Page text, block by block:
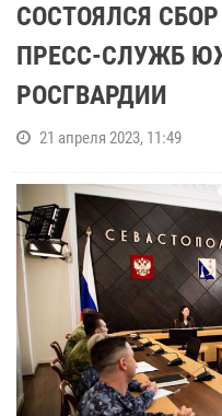
СОСТОЯЛСЯ
ПРЕСС-СЛУЖБ
РОСГВАРДИИ
21 апреля 2023, 11:49